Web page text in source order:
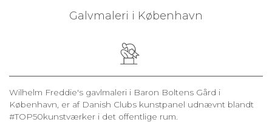
Galvmaleri i København
Wilhelm Freddie's gavlmaleri i Baron Boltens Gård i
København, er af Danish Clubs kunstpanel udnævnt blandt
#TOP50kunstværker i det offentlige rum.